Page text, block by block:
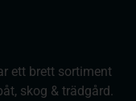
ett brett sortiment
skog & trädgård.